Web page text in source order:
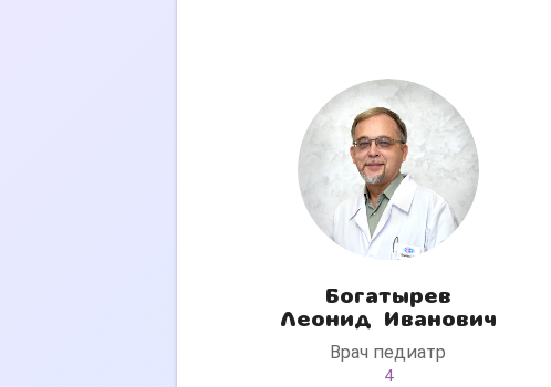
Богатырев
Леонид Иванович
Врач педиатр
4